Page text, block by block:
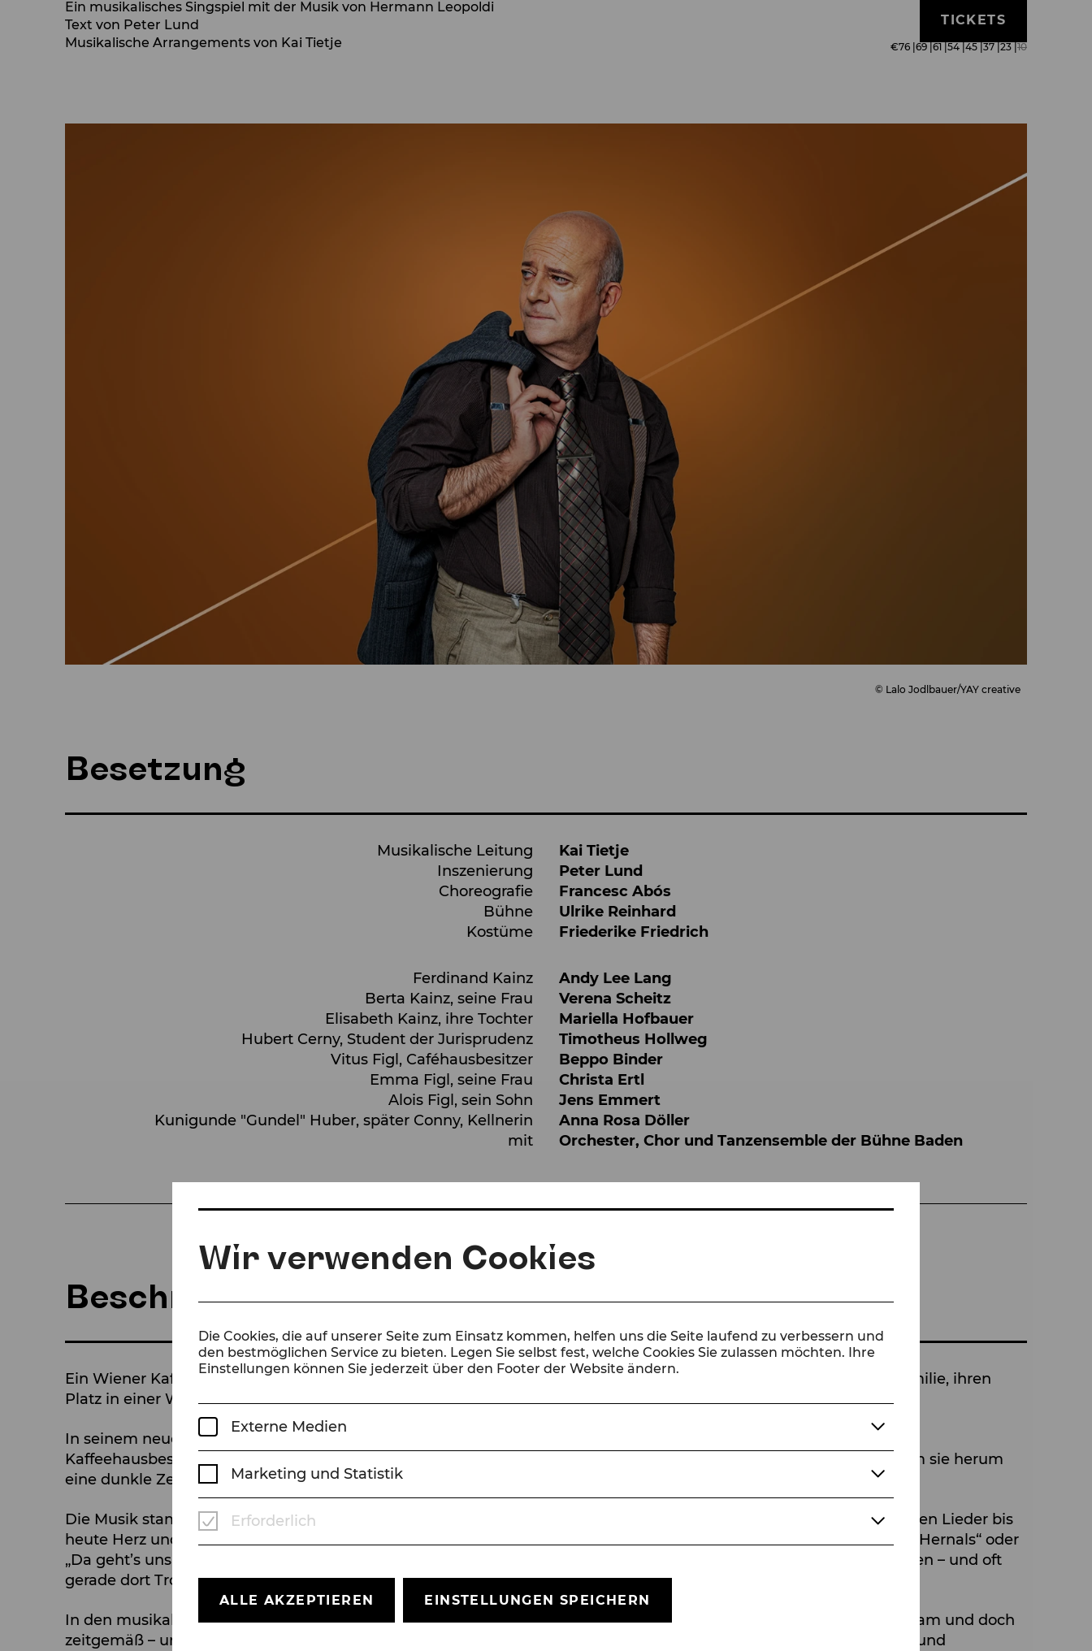
Wir verwenden Cookies
Die Cookies, die auf unserer Seite zum Einsatz kommen, helfen uns die Seite laufend zu verbessern und
den bestmöglichen Service zu bieten. Legen Sie selbst fest, welche Cookies Sie zulassen möchten. Ihre
Einstellungen können Sie jederzeit über den Footer der Website ändern.
Externe Medien
Marketing und Statistik
Erforderlich
ALLE AKZEPTIEREN EINSTELLUNGEN SPEICHERN
Ein musikalisches Singspiel mit der Musik von Hermann Leopoldi
Text von Peter Lund
Musikalische Arrangements von Kai Tietje
TICKETS
€76 69 61 54 45 37 23 10
© Lalo Jodlbauer/YAY creative
Besetzung
Musikalische Leitung
Kai Tietje
Inszenierung
Peter Lund
Choreografie
Francesc Abós
Bühne
Ulrike Reinhard
Kostüme
Friederike Friedrich
Ferdinand Kainz
Andy Lee Lang
Berta Kainz, seine Frau
Verena Scheitz
Elisabeth Kainz, ihre Tochter
Mariella Hofbauer
Hubert Cerny, Student der Jurisprudenz
Timotheus Hollweg
Vitus Figl, Caféhausbesitzer
Beppo Binder
Emma Figl, seine Frau
Christa Ertl
Alois Figl, sein Sohn
Jens Emmert
Kunigunde "Gundel" Huber, später Conny, Kellnerin
Anna Rosa Döller
mit
Orchester, Chor und Tanzensemble der Bühne Baden
Beschreibung
Ein Wiener Kaffeehaus im Jahr 1938: Zwischen Kaffeeduft, Alltagsgeschichten und Klavierklängen versucht eine Familie, ihren
Platz in einer Welt zu bewahren, die gerade aus dem Gleichgewicht gerät.
In seinem neuen Singspiel EIN KLEINES CAFÉ IRGENDWO erzählt Peter Lund die bewegende Geschichte eines
Kaffeehausbesitzers und seiner Familie – einer Familie, die versucht, ihr alltägliches Glück zu bewahren, während um sie herum
eine dunkle Zeit beginnt.
Die Musik stammt von Hermann Leopoldi, dem legendären Wiener Kabarettisten, Pianisten und Komponisten, dessen Lieder bis
heute Herz und Humor Wiens verkörpern. Mit Chansons wie „Schön ist so ein Ringelspiel“, „In einem kleinen Café in Hernals“ oder
„Da geht’s uns gut“ schrieb Leopoldi zeitlose Melodien, die von Lebensfreude, Witz und menschlicher Wärme erzählen – und oft
gerade dort Trost spenden, wo die Welt aus den Fugen gerät.
In den musikalischen Arrangements von Kai Tietje erklingen Leopoldis unsterbliche Melodien neu – liebevoll behutsam und doch
zeitgemäß – und verbinden sich mit dem Libretto von Peter Lund zu einem Musiktheaterabend, der Vergangenheit und